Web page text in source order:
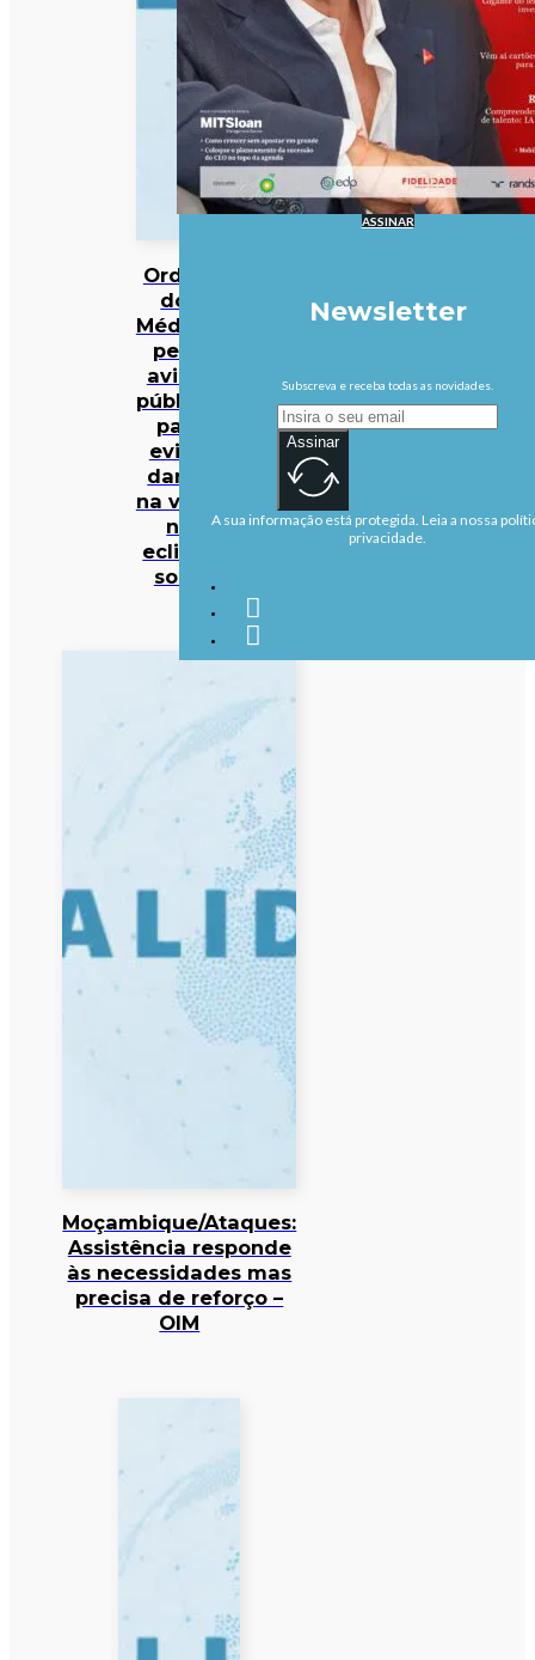
Ordem
dos
Médicos
pede
avisos
públicos
para
evitar
danos
na visão
no
eclipse
solar
Moçambique/Ataques:
Assistência responde
às necessidades mas
precisa de reforço –
OIM
ASSINAR
Newsletter
Subscreva e receba todas as novidades.
Assinar
A sua informação está protegida. Leia a nossa
privacidade.